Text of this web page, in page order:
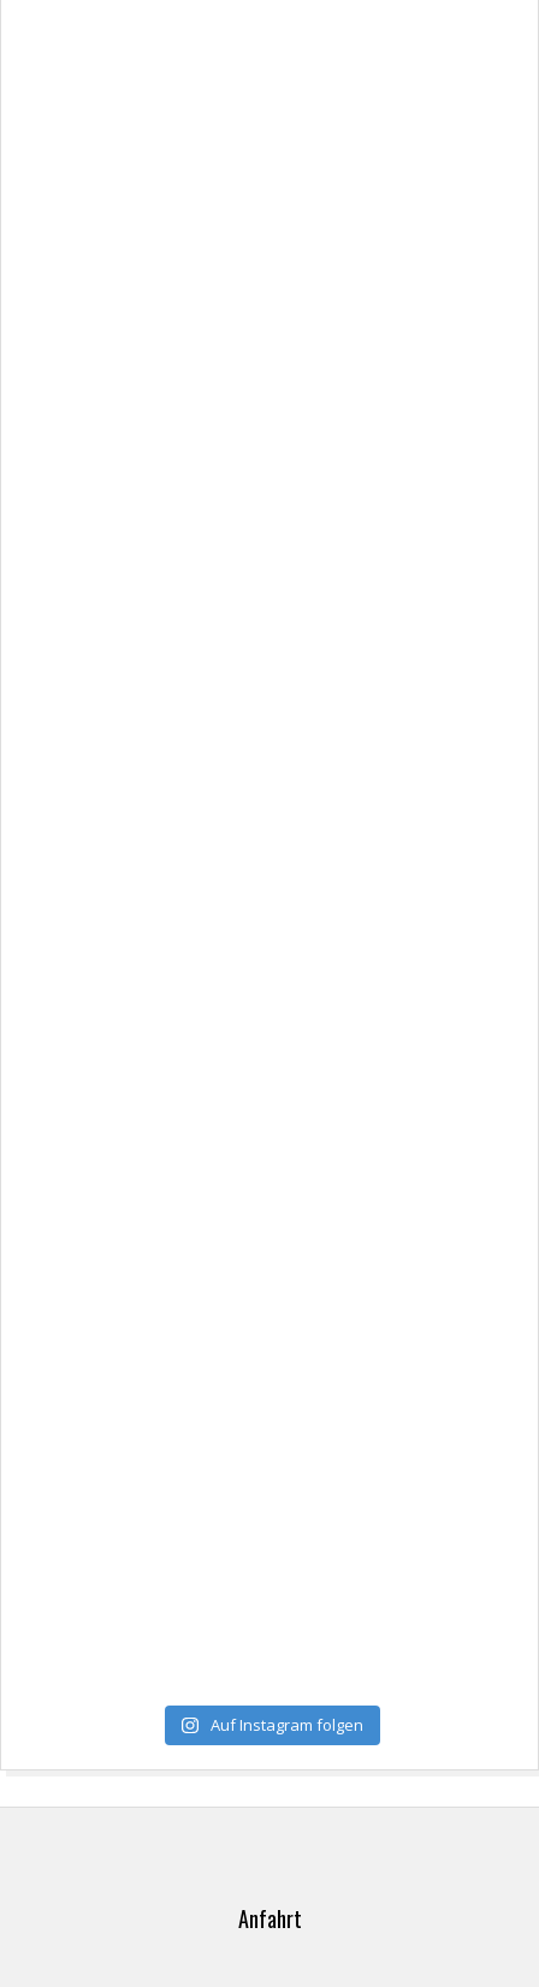
Auf Instagram folgen
Anfahrt